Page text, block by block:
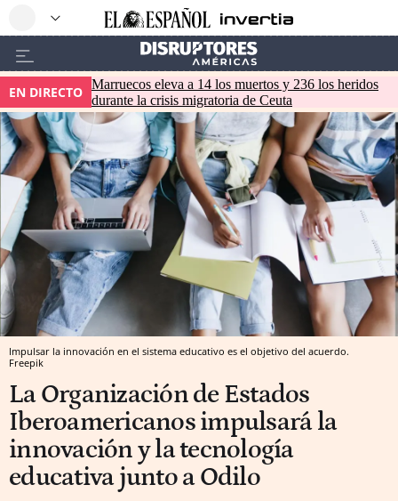
EN DIRECTO Marruecos eleva a 14 los muertos y 236 los heridos
durante la crisis migratoria de Ceuta
Impulsar la innovación en el sistema educativo es el objetivo del acuerdo.
Freepik
La Organización de Estados
Iberoamericanos impulsará la
innovación y la tecnología
educativa junto a Odilo